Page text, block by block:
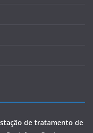
de tratamento de